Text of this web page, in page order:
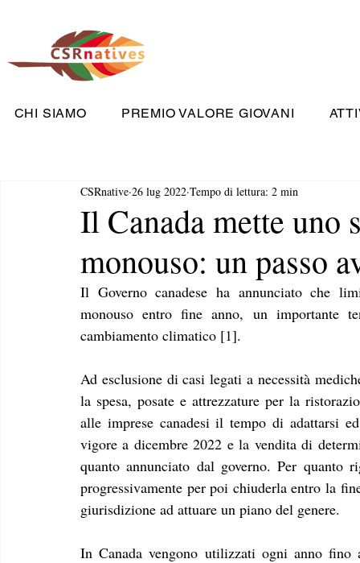
CHI SIAMO PREMIO VALORE GIOVANI
Il Canada mette uno
monouso: un passo
CSRnative 26 lug 2022 Tempo di lettura: 2 min
Il Governo canadese ha annunciato che
monouso entro fine anno, un importante
cambiamento climatico [1].
Ad esclusione di casi legati a necessità
la spesa, posate e attrezzature per la
alle imprese canadesi il tempo di adattarsi
vigore a dicembre 2022 e la vendita di
quanto annunciato dal governo. Per quanto
progressivamente per poi chiuderla entro la
giurisdizione ad attuare un piano del genere.
In Canada vengono utilizzati ogni anno